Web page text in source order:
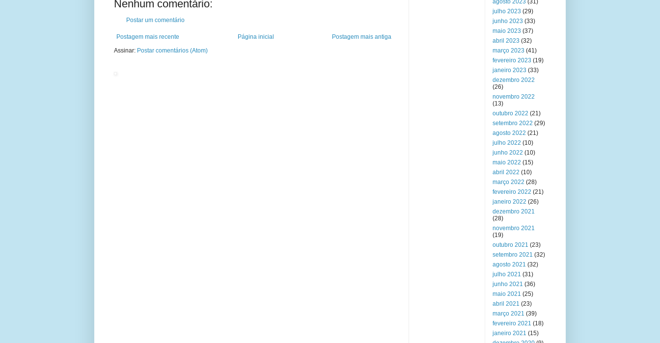
Nenhum comentário:
Postar um comentário
Postagem mais recente Postagem mais antiga
Página inicial
Assinar: Postar comentários (Atom)
agosto 2023 (31)
julho 2023 (29)
junho 2023 (33)
maio 2023 (37)
abril 2023 (32)
março 2023 (41)
fevereiro 2023 (19)
janeiro 2023 (33)
dezembro 2022
(26)
novembro 2022
(13)
outubro 2022 (21)
setembro 2022 (29)
agosto 2022 (21)
julho 2022 (10)
junho 2022 (10)
maio 2022 (15)
abril 2022 (10)
março 2022 (28)
fevereiro 2022 (21)
janeiro 2022 (26)
dezembro 2021
(28)
novembro 2021
(19)
outubro 2021 (23)
setembro 2021 (32)
agosto 2021 (32)
julho 2021 (31)
junho 2021 (36)
maio 2021 (25)
abril 2021 (23)
março 2021 (39)
fevereiro 2021 (18)
janeiro 2021 (15)